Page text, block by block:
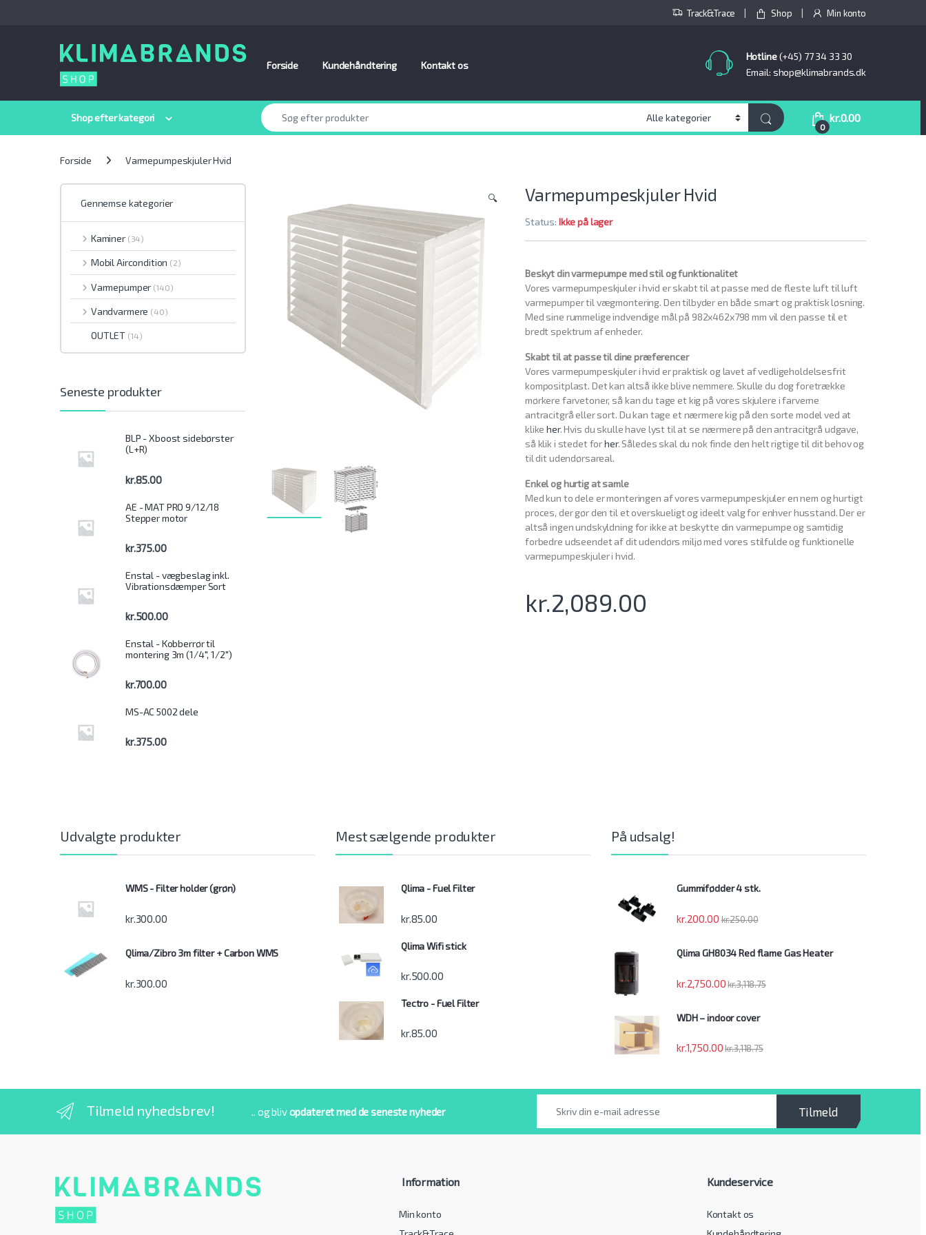
Track&Trace Shop Min konto
Forside Kundehåndtering Kontakt os
Hotline(+45) 77 34 33 30
Email: shop@klimabrands.dk
Shop efter kategori
Søge efter:
0
kr.0.00
Forside Varmepumpeskjuler Hvid
🔍 Varmepumpeskjuler Hvid
Status: Ikke på lager
Beskyt din varmepumpe med stil og funktionalitet
Vores varmepumpeskjuler i hvid er skabt til at passe med de fleste luft til luft
varmepumper til vægmontering. Den tilbyder en både smart og praktisk løsning.
Med sine rummelige indvendige mål på 982x462x798 mm vil den passe til et
bredt spektrum af enheder.
Skabt til at passe til dine præferencer
Vores varmepumpeskjuler i hvid er praktisk og lavet af vedligeholdelsesfrit
kompositplast. Det kan altså ikke blive nemmere. Skulle du dog foretrække
mørkere farvetoner, så kan du tage et kig på vores skjulere i farverne
antracitgrå eller sort. Du kan tage et nærmere kig på den sorte model ved at
klikeher. Hvis du skulle have lyst til at se nærmere på den antracitgrå udgave,
så klik i stedet forher. Således skal du nok finde den helt rigtige til dit behov og
til dit udendørsareal.
Enkel og hurtig at samle
Med kun to dele er monteringen af vores varmepumpeskjuler en nem og hurtigt
proces, der gør den til et overskueligt og ideelt valg for enhver husstand. Der er
altså ingen undskyldning for ikke at beskytte din varmepumpe og samtidig
forbedre udseendet af dit udendørs miljø med vores stilfulde og funktionelle
varmepumpeskjuler i hvid.
kr.2,089.00
Gennemse kategorier
Kaminer (34)
Mobil Aircondition (2)
Varmepumper (140)
Vandvarmere (40)
OUTLET (14)
Seneste produkter
BLP - Xboost sidebørster
(L+R)
kr.85.00
AE - MAT PRO 9/12/18
Stepper motor
kr.375.00
Enstal - vægbeslag inkl.
Vibrationsdæmper Sort
kr.500.00
Enstal - Kobberrør til
montering 3m (1/4", 1/2")
kr.700.00
MS-AC 5002 dele
kr.375.00
Udvalgte produkter
WMS - Filter holder (grøn)
kr.300.00
Qlima/Zibro 3m filter + Carbon WMS
kr.300.00
Mest sælgende produkter
Qlima - Fuel Filter
kr.85.00
Qlima Wifi stick
kr.500.00
Tectro - Fuel Filter
kr.85.00
På udsalg!
Gummifødder 4 stk.
kr.200.00 kr.250.00
Qlima GH8034 Red flame Gas Heater
kr.2,750.00 kr.3,118.75
WDH – indoor cover
kr.1,750.00 kr.3,118.75
Tilmeld nyhedsbrev! .. og blivopdateret med de seneste nyheder Tilmeld
Information
Min konto
Kundeservice
Kontakt os